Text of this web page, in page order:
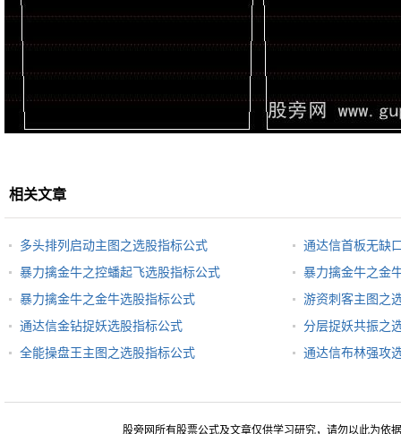
相关文章
多头排列启动主图之选股指标公式
通达信首板无缺
暴力擒金牛之控蟠起飞选股指标公式
暴力擒金牛之金
暴力擒金牛之金牛选股指标公式
游资刺客主图之
通达信金钻捉妖选股指标公式
分层捉妖共振之
全能操盘王主图之选股指标公式
通达信布林强攻
股旁网所有股票公式及文章仅供学习研究，请勿以此为依